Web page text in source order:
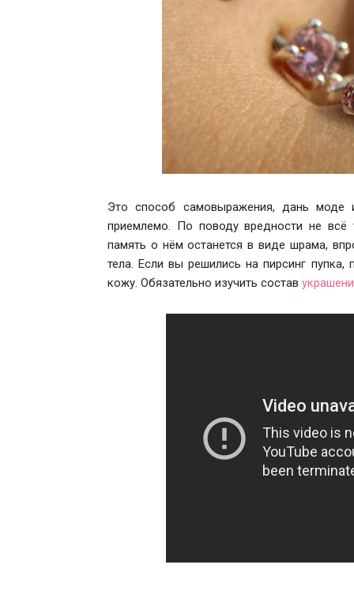
Это способ самовыражения, дань моде
приемлемо. По поводу вредности не всё
память о нём останется в виде шрама,
тела. Если вы решились на пирсинг пупка,
кожу. Обязательно изучить состав